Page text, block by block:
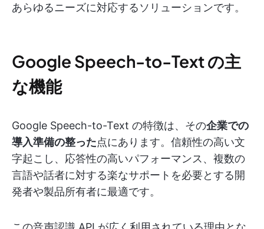
あらゆるニーズに対応するソリューションです。
Google Speech-to-Text の主
な機能
Google Speech-to-Text の特徴は、その企業での
導入準備の整った点にあります。信頼性の高い文
字起こし、応答性の高いパフォーマンス、複数の
言語や話者に対する楽なサポートを必要とする開
発者や製品所有者に最適です。